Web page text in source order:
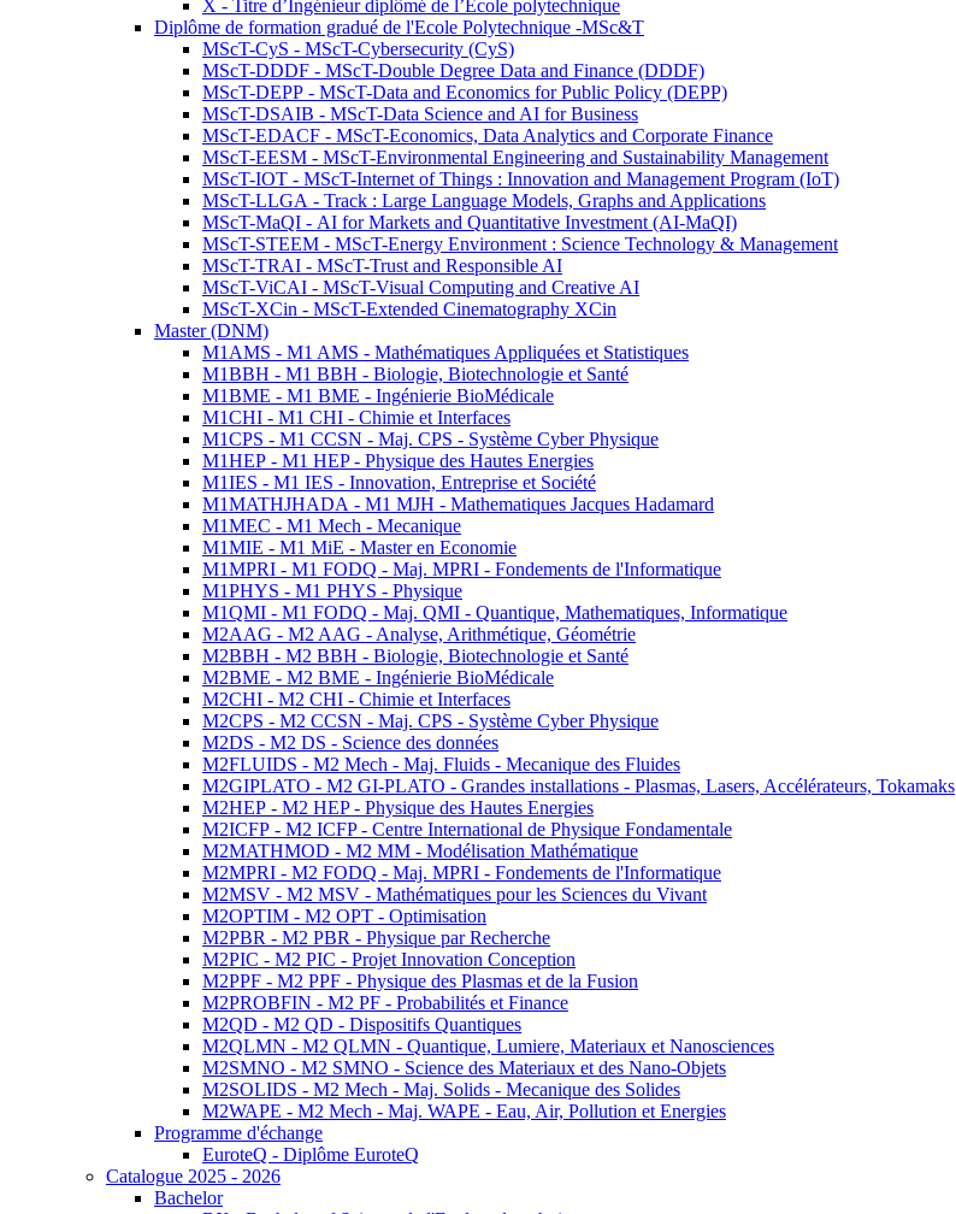
X - Titre d’Ingénieur diplômé de l’École polytechnique
Diplôme de formation gradué de l'Ecole Polytechnique -MSc&T
MScT-CyS - MScT-Cybersecurity (CyS)
MScT-DDDF - MScT-Double Degree Data and Finance (DDDF)
MScT-DEPP - MScT-Data and Economics for Public Policy (DEPP)
MScT-DSAIB - MScT-Data Science and AI for Business
MScT-EDACF - MScT-Economics, Data Analytics and Corporate Finance
MScT-EESM - MScT-Environmental Engineering and Sustainability Management
MScT-IOT - MScT-Internet of Things : Innovation and Management Program (IoT)
MScT-LLGA - Track : Large Language Models, Graphs and Applications
MScT-MaQI - AI for Markets and Quantitative Investment (AI-MaQI)
MScT-STEEM - MScT-Energy Environment : Science Technology & Management
MScT-TRAI - MScT-Trust and Responsible AI
MScT-ViCAI - MScT-Visual Computing and Creative AI
MScT-XCin - MScT-Extended Cinematography XCin
Master (DNM)
M1AMS - M1 AMS - Mathématiques Appliquées et Statistiques
M1BBH - M1 BBH - Biologie, Biotechnologie et Santé
M1BME - M1 BME - Ingénierie BioMédicale
M1CHI - M1 CHI - Chimie et Interfaces
M1CPS - M1 CCSN - Maj. CPS - Système Cyber Physique
M1HEP - M1 HEP - Physique des Hautes Energies
M1IES - M1 IES - Innovation, Entreprise et Société
M1MATHJHADA - M1 MJH - Mathematiques Jacques Hadamard
M1MEC - M1 Mech - Mecanique
M1MIE - M1 MiE - Master en Economie
M1MPRI - M1 FODQ - Maj. MPRI - Fondements de l'Informatique
M1PHYS - M1 PHYS - Physique
M1QMI - M1 FODQ - Maj. QMI - Quantique, Mathematiques, Informatique
M2AAG - M2 AAG - Analyse, Arithmétique, Géométrie
M2BBH - M2 BBH - Biologie, Biotechnologie et Santé
M2BME - M2 BME - Ingénierie BioMédicale
M2CHI - M2 CHI - Chimie et Interfaces
M2CPS - M2 CCSN - Maj. CPS - Système Cyber Physique
M2DS - M2 DS - Science des données
M2FLUIDS - M2 Mech - Maj. Fluids - Mecanique des Fluides
M2GIPLATO - M2 GI-PLATO - Grandes installations - Plasmas, Lasers, Accélérateurs, Tokamaks
M2HEP - M2 HEP - Physique des Hautes Energies
M2ICFP - M2 ICFP - Centre International de Physique Fondamentale
M2MATHMOD - M2 MM - Modélisation Mathématique
M2MPRI - M2 FODQ - Maj. MPRI - Fondements de l'Informatique
M2MSV - M2 MSV - Mathématiques pour les Sciences du Vivant
M2OPTIM - M2 OPT - Optimisation
M2PBR - M2 PBR - Physique par Recherche
M2PIC - M2 PIC - Projet Innovation Conception
M2PPF - M2 PPF - Physique des Plasmas et de la Fusion
M2PROBFIN - M2 PF - Probabilités et Finance
M2QD - M2 QD - Dispositifs Quantiques
M2QLMN - M2 QLMN - Quantique, Lumiere, Materiaux et Nanosciences
M2SMNO - M2 SMNO - Science des Materiaux et des Nano-Objets
M2SOLIDS - M2 Mech - Maj. Solids - Mecanique des Solides
M2WAPE - M2 Mech - Maj. WAPE - Eau, Air, Pollution et Energies
Programme d'échange
EuroteQ - Diplôme EuroteQ
Catalogue 2025 - 2026
Bachelor